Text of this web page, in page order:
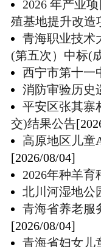
2026 年产业
殖基地提升改造
青海职业技术
(第五次）中标(
西宁市第十一
消防审验历史
平安区张其寨
交)结果公告
高原地区儿童
[2026/08/04]
2026年种羊
北川河湿地公
青海省养老服
[2026/08/04]
青海省妇女儿